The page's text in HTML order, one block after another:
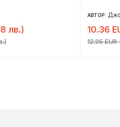
лв.)
АВТОР:
10.36
12.95